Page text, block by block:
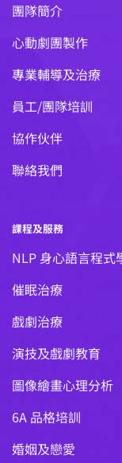
團隊簡介
心動劇團製作
專業輔導及治療
員工/團隊培訓
協作伙伴
聯絡我們
課程及服務
NLP 身心語言程式
催眠治療
戲劇治療
演技及戲劇教育
圖像繪畫心理分析
6A 品格培訓
婚姻及戀愛